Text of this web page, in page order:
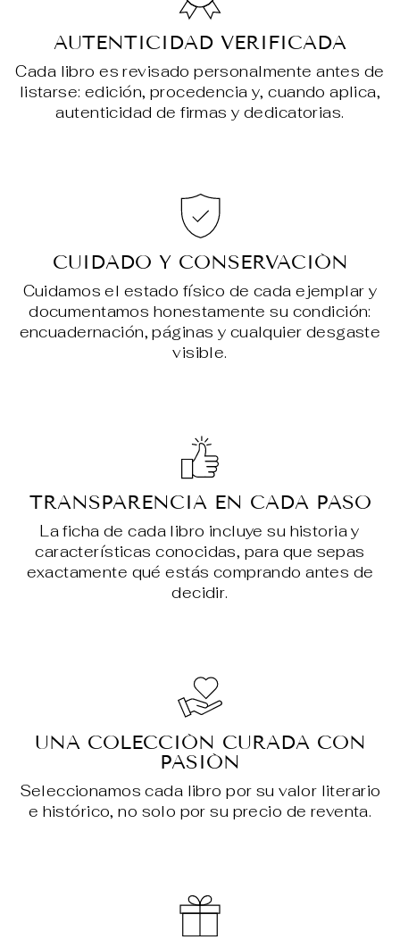
AUTENTICIDAD VERIFICADA
Cada libro es revisado personalmente antes de
listarse: edición, procedencia y, cuando aplica,
autenticidad de firmas y dedicatorias.
CUIDADO Y CONSERVACIÓN
Cuidamos el estado físico de cada ejemplar y
documentamos honestamente su condición:
encuadernación, páginas y cualquier desgaste
visible.
TRANSPARENCIA EN CADA PASO
La ficha de cada libro incluye su historia y
características conocidas, para que sepas
exactamente qué estás comprando antes de
decidir.
UNA COLECCIÓN CURADA CON
PASIÓN
Seleccionamos cada libro por su valor literario
e histórico, no solo por su precio de reventa.